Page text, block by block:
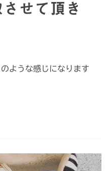
せて頂き
ような感じになります